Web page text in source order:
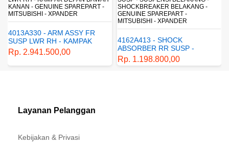
KANAN - GENUINE SPAREPART -
MITSUBISHI - XPANDER
4013A330 - ARM ASSY FR
SUSP LWR RH - KAMPAK
DEPAN BAWAH KANAN -
GENUINE SPAREPART -
MITSUBISHI - XPANDER
Rp. 2.941.500,00
SHOCKBREAKER BELAKANG -
GENUINE SPAREPART -
MITSUBISHI - XPANDER
4162A413 - SHOCK
ABSORBER RR SUSP -
SUSPENSI BELAKANG -
SHOCKBREAKER BELAKANG
Rp. 1.198.800,00
Layanan Pelanggan
Kebijakan & Privasi